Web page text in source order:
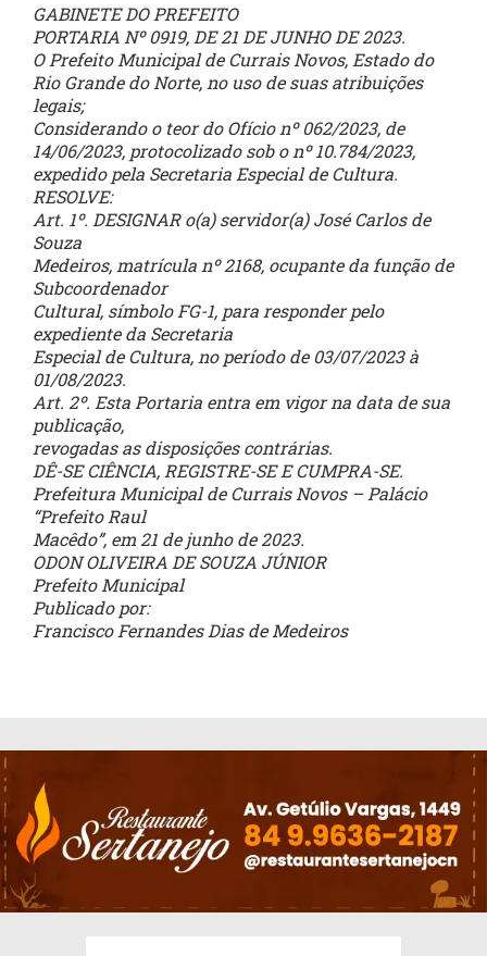
GABINETE DO PREFEITO
PORTARIA Nº 0919, DE 21 DE JUNHO DE 2023.
O Prefeito Municipal de Currais Novos, Estado do
Rio Grande do Norte, no uso de suas atribuições
legais;
Considerando o teor do Ofício nº 062/2023, de
14/06/2023, protocolizado sob o nº 10.784/2023,
expedido pela Secretaria Especial de Cultura.
RESOLVE:
Art. 1º. DESIGNAR o(a) servidor(a) José Carlos de
Souza
Medeiros, matrícula nº 2168, ocupante da função de
Subcoordenador
Cultural, símbolo FG-1, para responder pelo
expediente da Secretaria
Especial de Cultura, no período de 03/07/2023 à
01/08/2023.
Art. 2º. Esta Portaria entra em vigor na data de sua
publicação,
revogadas as disposições contrárias.
DÊ-SE CIÊNCIA, REGISTRE-SE E CUMPRA-SE.
Prefeitura Municipal de Currais Novos – Palácio
“Prefeito Raul
Macêdo”, em 21 de junho de 2023.
ODON OLIVEIRA DE SOUZA JÚNIOR
Prefeito Municipal
Publicado por:
Francisco Fernandes Dias de Medeiros